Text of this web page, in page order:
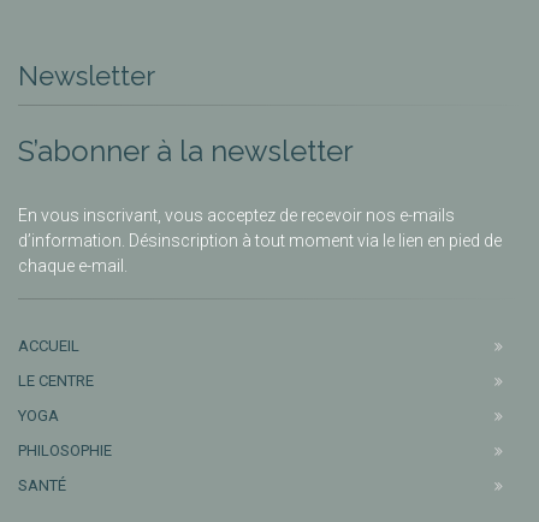
Newsletter
S’abonner à la newsletter
En vous inscrivant, vous acceptez de recevoir nos e-mails
d’information. Désinscription à tout moment via le lien en pied de
chaque e-mail.
ACCUEIL
LE CENTRE
YOGA
PHILOSOPHIE
SANTÉ